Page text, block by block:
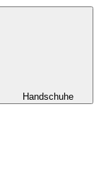
Handschuhe